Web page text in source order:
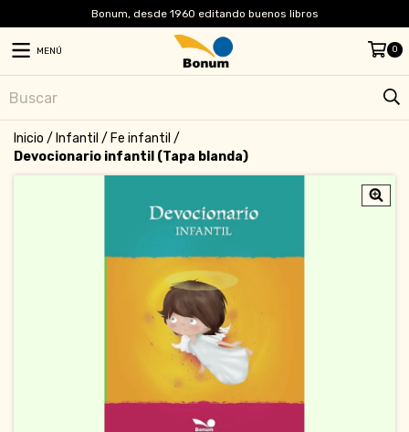
Bonum, desde 1960 editando buenos libros
MENÚ 0
Inicio / Infantil / Fe infantil /
Devocionario infantil (Tapa blanda)